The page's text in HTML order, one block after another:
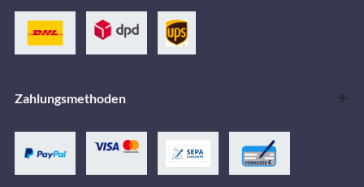
Zahlungsmethoden